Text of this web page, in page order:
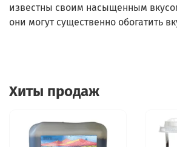
известны своим насыщенным
они могут существенно обогатить
Хиты продаж